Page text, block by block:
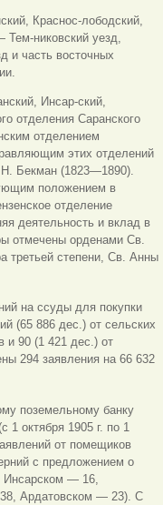
Краснос-лободский,
Тем-никовский уезд,
и часть восточных
Инсар-ский,
отделения Саранского
отделением
этих отделений
Н. Бекман (1823—1890).
положением в
отделение
деятельность и вклад в
отмечены орденами Св.
третьей степени, Св. Анны
на ссуды для покупки
(65 886 дес.) от сельских
и 90 (1 421 дес.) от
294 заявления на 66 632
поземельному банку
октября 1905 г. по 1
от помещиков
с предложением о
— 16,
Ардатовском — 23). С